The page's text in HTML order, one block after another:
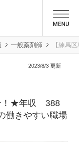
一般薬剤師 【練馬
2023/8/3 更新
！★年収 388
働きやすい職場